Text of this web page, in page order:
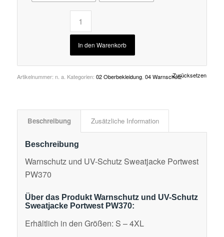
Zurücksetzen
In den Warenkorb
Artikelnummer: n. a. Kategorien: 02 Oberbekleidung, 04 Warnschutz
Beschreibung Zusätzliche Information
Beschreibung
Warnschutz und UV-Schutz Sweatjacke Portwest
PW370
Über das Produkt Warnschutz und UV-Schutz
Sweatjacke Portwest PW370:
Erhältlich in den Größen: S – 4XL